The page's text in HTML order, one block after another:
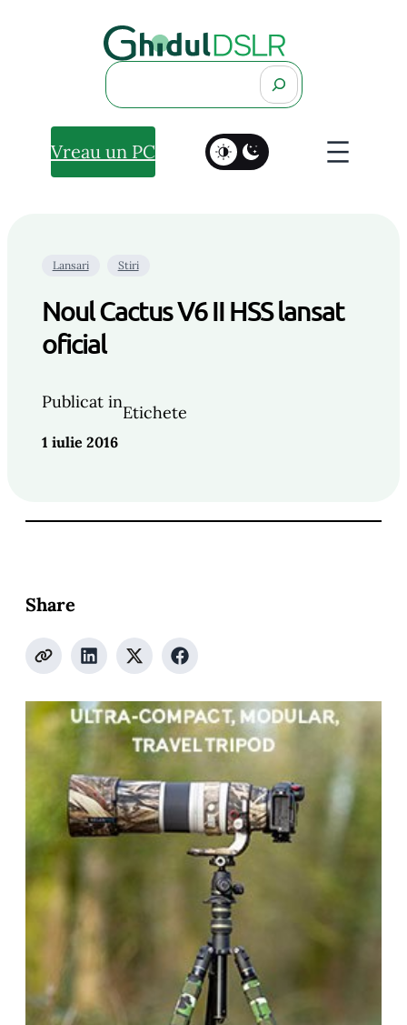
Search
Vreau un PC
Lansari Stiri
Noul Cactus V6 II HSS lansat
oficial
Publicat in
1 iulie 2016
Etichete
Share